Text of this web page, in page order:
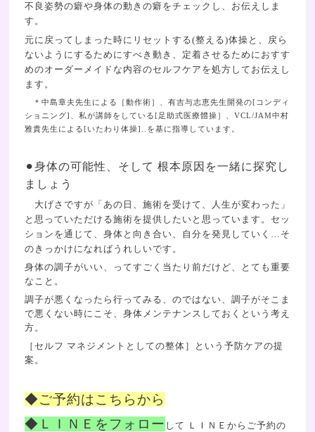
不良姿勢の癖や身体の動きの癖をチェックし、お伝えしま
す。
元に戻ってしまった時にリセットする(整える)体操と、戻ら
ないようにするためにすべき動き、定着させるためにおすす
めのオーダーメイドな内容のセルフケアを処方してお伝えし
ます。
＊中島章夫先生による［動作術］、有吉与志恵先生開発の[コンディ
ショニング]、私が講師をしている[足助式医療體操］、VCL/JAM中村
雅貴先生による[いたわり体操]..を基に指導しています。
⚫︎身体の可能性、そして 根本原因を一緒に探究し
ましょう
大げさですが「あの日、施術を受けて、人生が変わった」
と思っていただける施術を提供したいと思っています。 セッ
ションを通じて、身体と向き合い、自分を発見していく…そ
のきっかけになればうれしいです。
身体の調子がいい、ってすごく当たり前だけど、とても重要
なこと。
調子が悪くなったら行ってみる、のではない、調子がそこま
で悪くない時にこそ、身体メンテナンスしておくという考え
方。
［セルフ マネジメントとしての整体］という予防ケアの提
案。
◆ご予約はこちらから
◆ＬＩＮＥをフォロー して ＬＩＮＥ からご予約の